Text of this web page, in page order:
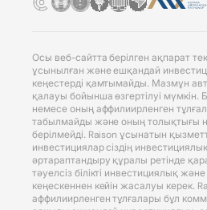
Осы веб-сайтта берілген ақпарат
ұсынылған және ешқандай
кеңестерді қамтымайды. Мазмұн
қалауы бойынша өзгертілуі мүмкін.
немесе оның аффилиирленген
табылмайды және оның толықтығы
берілмейді. Raison ұсынатын
инвестициялар сіздің инвестициялық
әртараптандыру құралы ретінде
тәуелсіз білікті инвестициялық
кеңескеннен кейін жасалуы керек.
аффилиирленген тұлғалары бұл